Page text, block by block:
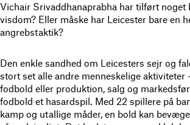
Vichair Srivaddhanaprabha har tilført noget
visdom? Eller måske har Leicester bare en
angrebstaktik?
Den enkle sandhed om Leicesters sejr og
stort set alle andre menneskelige aktiviteter
fodbold eller produktion, salg og
fodbold et hasardspil. Med 22 spillere på
kamp og utallige måder, en bold kan